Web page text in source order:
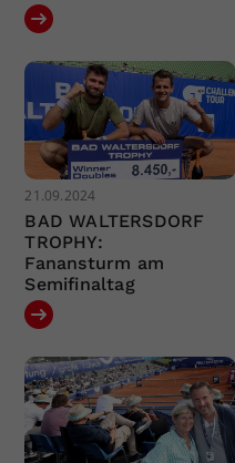
21.09.2024
BAD WALTERSDORF
TROPHY:
Fanansturm am
Semifinaltag